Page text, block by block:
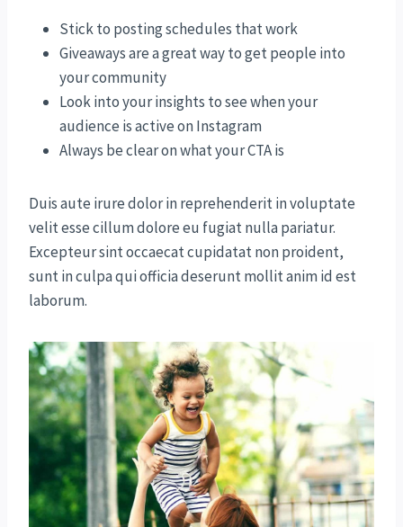
Stick to posting schedules that work
Giveaways are a great way to get people into
your community
Look into your insights to see when your
audience is active on Instagram
Always be clear on what your CTA is
Duis aute irure dolor in reprehenderit in voluptate
velit esse cillum dolore eu fugiat nulla pariatur.
Excepteur sint occaecat cupidatat non proident,
sunt in culpa qui officia deserunt mollit anim id est
laborum.